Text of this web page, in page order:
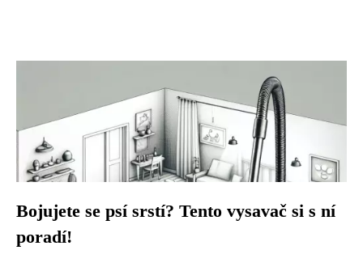
Bojujete se psí srstí? Tento vysavač si s ní
poradí!